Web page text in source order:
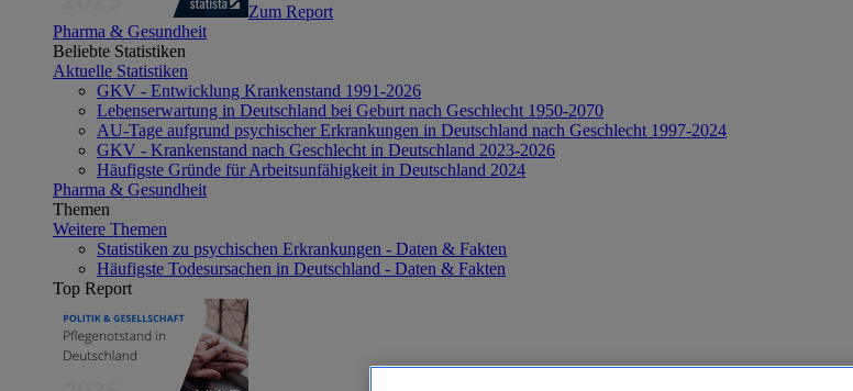
Zum Report
Pharma & Gesundheit
Beliebte Statistiken
Aktuelle Statistiken
GKV - Entwicklung Krankenstand 1991-2026
Lebenserwartung in Deutschland bei Geburt nach Geschlecht 1950-2070
AU-Tage aufgrund psychischer Erkrankungen in Deutschland nach Geschlecht 1997-2024
GKV - Krankenstand nach Geschlecht in Deutschland 2023-2026
Häufigste Gründe für Arbeitsunfähigkeit in Deutschland 2024
Pharma & Gesundheit
Themen
Weitere Themen
Statistiken zu psychischen Erkrankungen - Daten & Fakten
Häufigste Todesursachen in Deutschland - Daten & Fakten
Top Report